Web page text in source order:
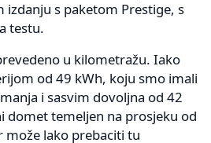
izdanju s paketom Prestige, s
testu.
u kilometražu. Iako
od 49 kWh, koju smo imali
i sasvim dovoljna od 42
domet temeljen na prosjeku od
lako prebaciti tu